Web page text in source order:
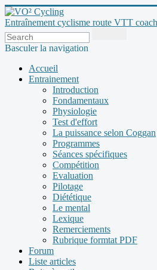
Entraînement cyclisme route VTT
Basculer la navigation
Accueil
Entrainement
Introduction
Fondamentaux
Physiologie
Test d'effort
La puissance selon Coggan
Programmes
Séances spécifiques
Compétition
Evaluation
Pilotage
Diététique
Le mental
Lexique
Remerciements
Rubrique formtat PDF
Forum
Liste articles